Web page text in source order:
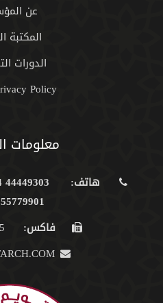
عن
المكتبة
الدورات
Policy
معلومات
هاتف: 44449303 974+
55779901 974+
فاكس: